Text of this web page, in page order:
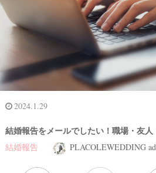
2024.1.29
結婚報告をメールでしたい！職場・友
結婚報告 PLACOLEWEDDING